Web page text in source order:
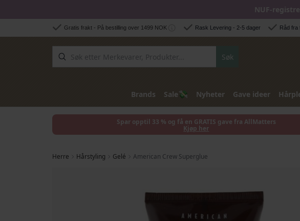
NUF-
Hopp til innhold
Gratis frakt - På bestilling over 1499 NOK Rask Levering - 2-5 dager Råd fra
Søk
Brands Sale💸 Nyheter Gave ideer
Spar opptil 33 % og få en GRATIS gave fra AllMatters
Kjøp her
Herre Hårstyling Gelé American Crew Superglue